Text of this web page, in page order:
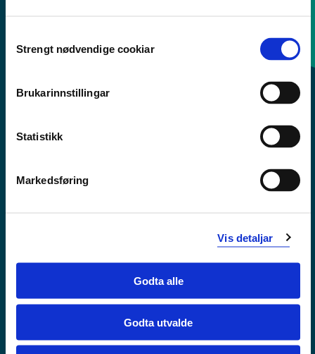
Selection
Strengt nødvendige cookiar
Brukarinnstillingar
Statistikk
Markedsføring
Vis detaljar
Godta alle
Godta utvalde